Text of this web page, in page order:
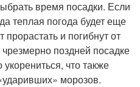
время посадки. Если
теплая погода будет еще
и погибнут от
поздней посадке
что также
морозов.